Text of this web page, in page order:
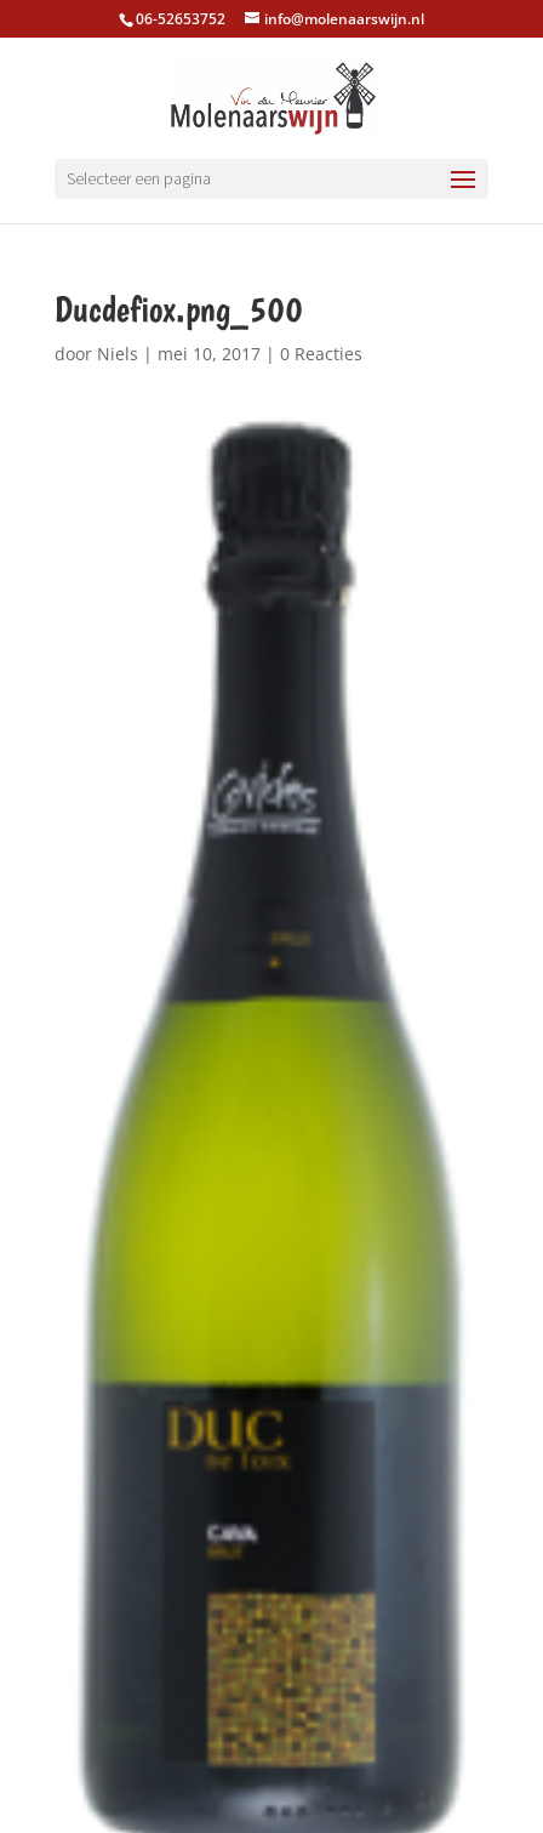
06-52653752 info@molenaarswijn.nl
Selecteer een pagina
Ducdefiox.png_500
door Niels | mei 10, 2017| 0 Reacties